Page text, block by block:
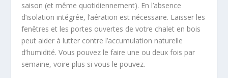
saison (et même quotidiennement). En l’absence
d’isolation intégrée, l’aération est nécessaire. Laisser les
fenêtres et les portes ouvertes de votre chalet en bois
peut aider à lutter contre l’accumulation naturelle
d’humidité. Vous pouvez le faire une ou deux fois par
semaine, voire plus si vous le pouvez.